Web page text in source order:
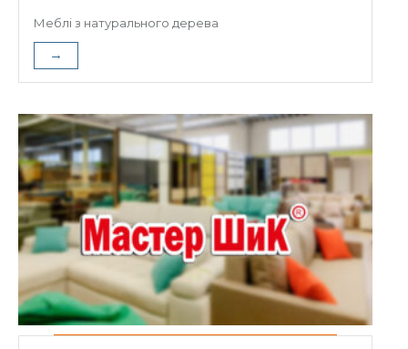
Меблі з натурального дерева
→